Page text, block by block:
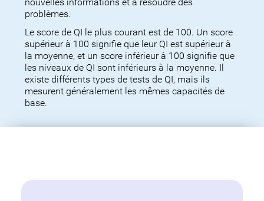
nouvelles informations et à résoudre des
problèmes.
Le score de QI le plus courant est de 100. Un score
supérieur à 100 signifie que leur QI est supérieur à
la moyenne, et un score inférieur à 100 signifie que
les niveaux de QI sont inférieurs à la moyenne. Il
existe différents types de tests de QI, mais ils
mesurent généralement les mêmes capacités de
base.